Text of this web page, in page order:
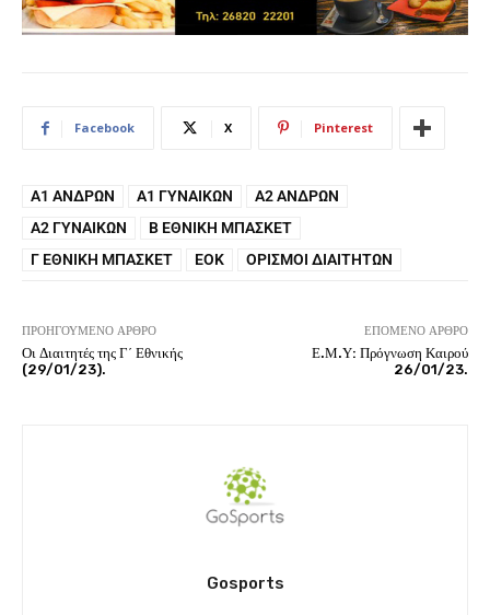
Facebook X Pinterest
Α1 ΑΝΔΡΏΝ Α1 ΓΥΝΑΙΚΏΝ
Α2 ΑΝΔΡΏΝ
Α2 ΓΥΝΑΙΚΏΝ
Β ΕΘΝΙΚΉ ΜΠΆΣΚΕΤ
Γ ΕΘΝΙΚΉ ΜΠΆΣΚΕΤ
ΕΟΚ ΟΡΙΣΜΟΊ ΔΙΑΙΤΗΤΏΝ
ΠΡΟΗΓΟΎΜΕΝΟ ΆΡΘΡΟ
Οι Διαιτητές της Γ΄ Εθνικής
(29/01/23).
ΕΠΌΜΕΝΟ ΆΡΘΡΟ
Ε.Μ.Υ: Πρόγνωση Καιρού
26/01/23.
Gosports